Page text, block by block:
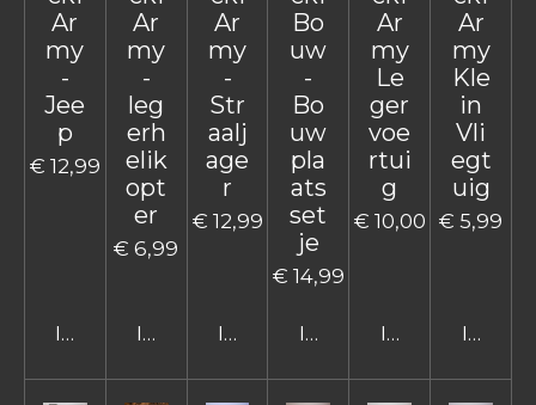
Ar
my
-
Jee
p
€ 12,99
In winkelwagen
Ar
my
-
leg
erh
elik
opt
er
€ 6,99
In winkelwagen
Ar
my
-
Str
aalj
age
r
€ 12,99
In winkelwagen
Bo
uw
-
Bo
uw
pla
ats
set
je
€ 14,99
In winkelwagen
Ar
my
Le
ger
voe
rtui
g
€ 10,00
In
Ar
my
Kle
in
Vli
egt
uig
€ 5,99
In